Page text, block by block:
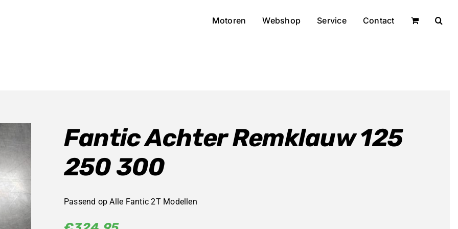
Motoren Webshop Service Contact
Fantic Achter Remklauw 125
250 300
Passend op Alle Fantic 2T Modellen